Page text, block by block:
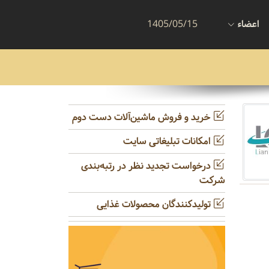
اعضاء 1405/05/15
خرید و فروش ماشین‌آلات دست دوم
امکانات تبلیغاتی سایت
درخواست تجدید نظر در رتبه‌بندی
شرکت
تولیدکنندگان محصولات غذایی